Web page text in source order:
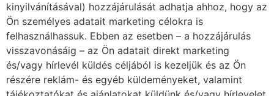
kinyilvánításával) hozzájárulását adhatja ahhoz, hogy az
Ön személyes adatait marketing célokra is
felhasználhassuk. Ebben az esetben – a hozzájárulás
visszavonásáig – az Ön adatait direkt marketing
és/vagy hírlevél küldés céljából is kezeljük és az Ön
részére reklám- és egyéb küldeményeket, valamint